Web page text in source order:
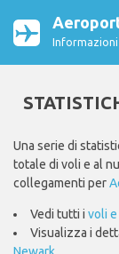
Informazioni
Una serie di
totale di voli e al
collegamenti per
Vedi tutti i voli
Visualizza i